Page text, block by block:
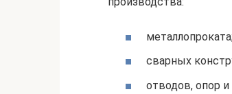
сварных
отводов, опор